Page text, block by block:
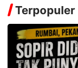
Terpopuler